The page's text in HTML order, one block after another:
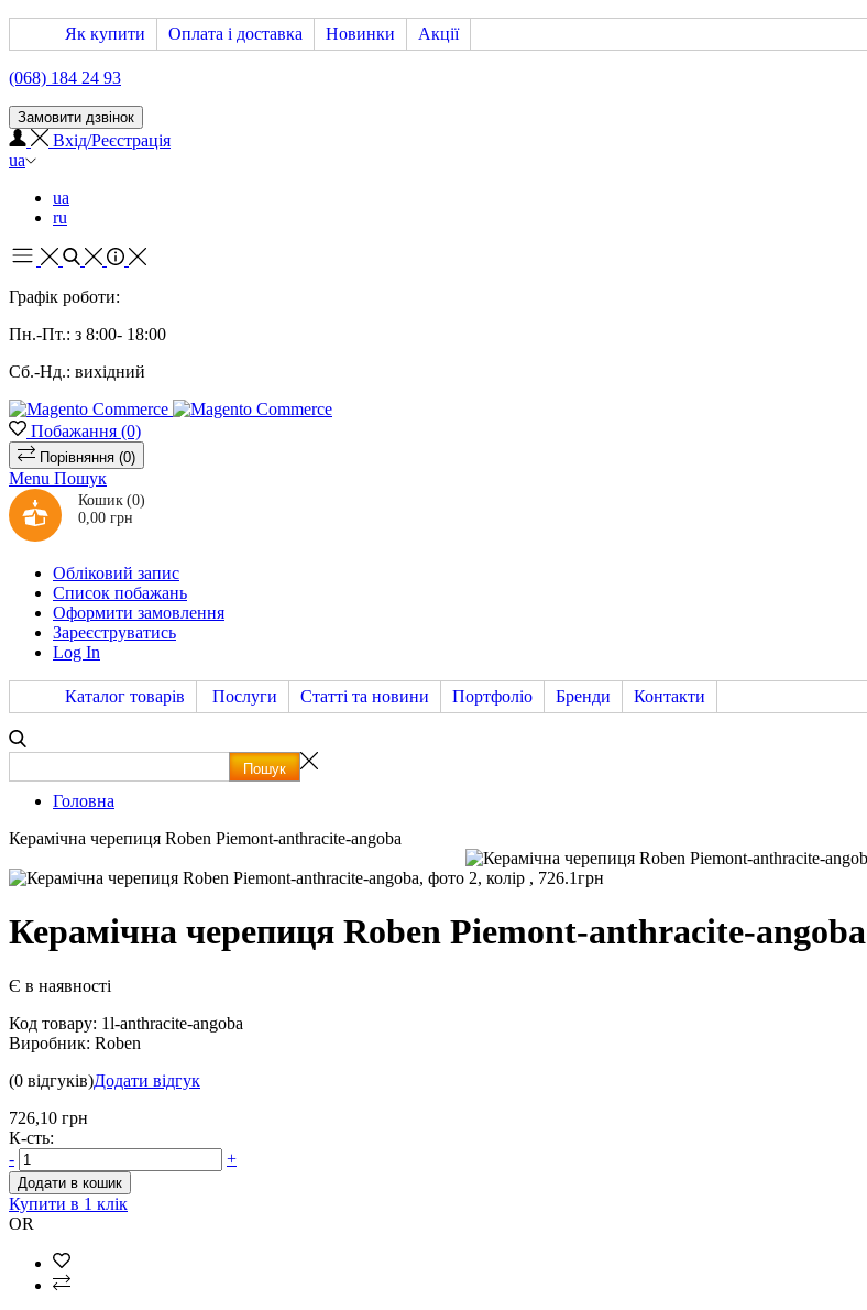
Як купити Оплата і доставка Новинки Акції
(068) 184 24 93
Замовити дзвінок
Вхід/Реєстрація
ua
ua
ru
Графік роботи:
Пн.-Пт.: з 8:00- 18:00
Сб.-Нд.: вихідний
Побажання (0)
Порівняння (0)
Menu Пошук
Кошик (0)
0,00 грн
Обліковий запис
Список побажань
Оформити замовлення
Зареєструватись
Log In
Каталог товарів Послуги Статті та новини Портфоліо Бренди Контакти
Головна
Керамічна черепиця Roben Piemont-anthracite-angoba
Керамічна черепиця Roben Piemont-anthracite-angoba
Є в наявності
Код товару: 1l-anthracite-angoba
Виробник: Roben
(0 відгуків)Додати відгук
726,10 грн
К-сть:
-
+
Додати в кошик
Купити в 1 клік
OR